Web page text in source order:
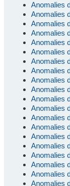
Anomalies
Anomalies
Anomalies
Anomalies
Anomalies
Anomalies
Anomalies
Anomalies
Anomalies
Anomalies
Anomalies
Anomalies
Anomalies
Anomalies
Anomalies
Anomalies
Anomalies
Anomalies
Anomalies
Anomalies